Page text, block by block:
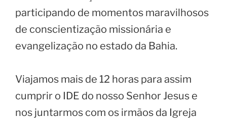
participando de momentos maravilhosos
de conscientização missionária e
evangelização no estado da Bahia.
Viajamos mais de 12 horas para assim
cumprir o IDE do nosso Senhor Jesus e
nos juntarmos com os irmãos da Igreja